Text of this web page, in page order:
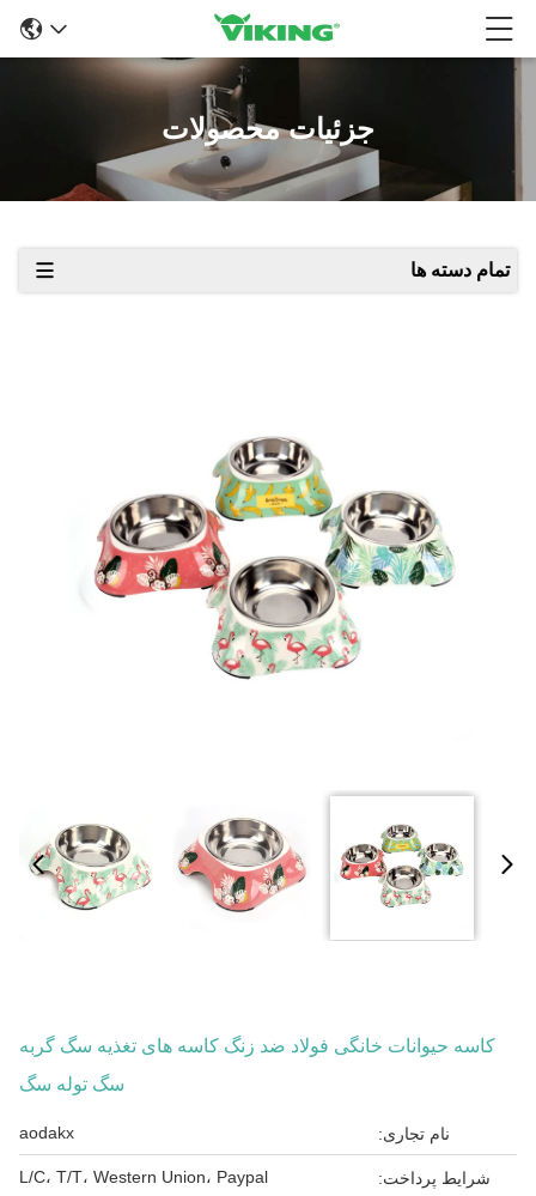
جزئیات محصولات
تمام دسته ها
کاسه حیوانات خانگی فولاد ضد زنگ کاسه های تغذیه سگ گربه
سگ توله سگ
نام تجاری: aodakx
شرایط پرداخت: L/C، T/T، Western Union، Paypal